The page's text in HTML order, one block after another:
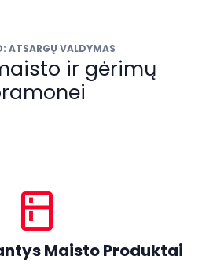
ATSARGŲ VALDYMAS
ir gėrimų
kitchen
Maisto Produktai